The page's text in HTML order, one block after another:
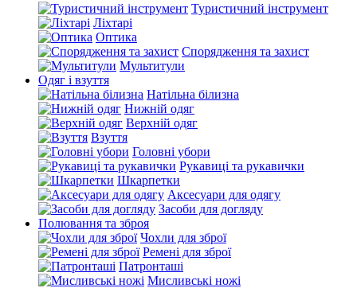
Туристичний інструмент
Ліхтарі
Оптика
Спорядження та захист
Мультитули
Одяг і взуття
Натільна білизна
Нижній одяг
Верхній одяг
Взуття
Головні убори
Рукавиці та рукавички
Шкарпетки
Аксесуари для одягу
Засоби для догляду
Полювання та зброя
Чохли для зброї
Ремені для зброї
Патронташі
Мисливські ножі